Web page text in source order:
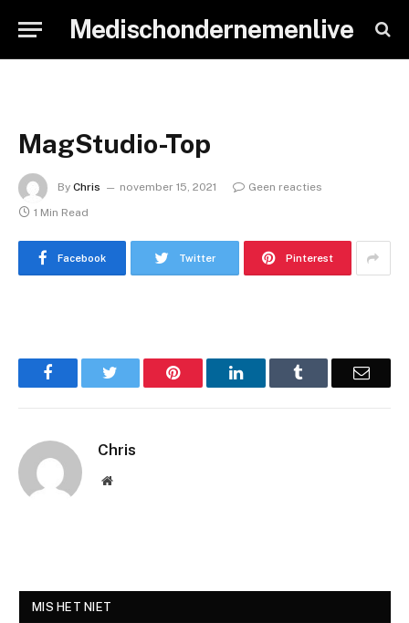
Medischondernemenlive
MagStudio-Top
By Chris november 15, 2021
Geen reacties
1 Min Read
Facebook Twitter Pinterest
Facebook Pinterest LinkedIn Email
Chris
Website
MIS HET NIET